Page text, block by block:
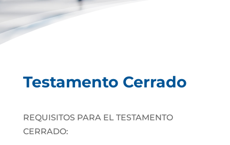
Testamento Cerrado
REQUISITOS PARA EL TESTAMENTO
CERRADO: